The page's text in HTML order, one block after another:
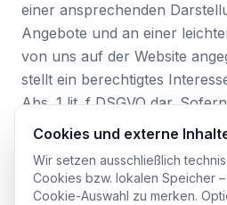
einer ansprechenden
Angebote und an einer
von uns auf der Website
stellt ein berechtigtes
Abs. 1 lit. f DSGVO dar.
Einwilligung abgefragt wurde,
6 Abs. 1 lit. a DSGVO und §
soweit die Einwilligung die
Cookies und externe
Wir setzen ausschließlich
Cookies bzw. lokalen Speicher
Cookie-Auswahl zu merken.